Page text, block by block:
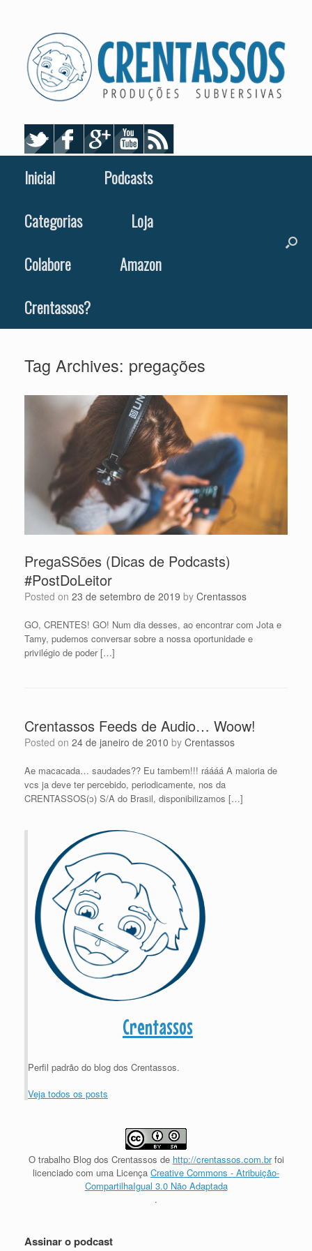
Inicial
Podcasts
Categorias
Loja
Colabore
Amazon
Crentassos?
Tag Archives: pregações
PregaSSões (Dicas de Podcasts)
#PostDoLeitor
Posted on 23 de setembro de 2019 by Crentassos
GO, CRENTES! GO! Num dia desses, ao encontrar com Jota e
Tamy, pudemos conversar sobre a nossa oportunidade e
privilégio de poder […]
Crentassos Feeds de Audio… Woow!
Posted on 24 de janeiro de 2010 by Crentassos
Ae macacada… saudades?? Eu tambem!!! ráááá A maioria de
vcs ja deve ter percebido, periodicamente, nos da
CRENTASSOS(ᴐ) S/A do Brasil, disponibilizamos […]
Crentassos
Perfil padrão do blog dos Crentassos.
Veja todos os posts
O trabalho Blog dos Crentassos de http://crentassos.com.brfoi
licenciado com uma Licença Creative Commons - Atribuição-
CompartilhaIgual 3.0 Não Adaptada
.
Assinar o podcast